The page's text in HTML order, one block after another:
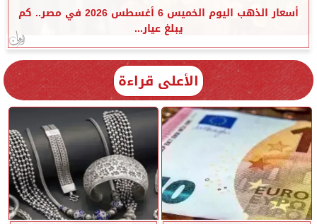
أسعار الذهب اليوم الخميس 6 أغسطس 2026 في مصر.. كم
يبلغ عيار...
الأعلى قراءة